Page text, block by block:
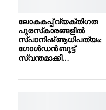
ലോകകപ്പ് വ്യക്തിഗത
പുരസ്‌കാരങ്ങളിൽ
സ്പാനിഷ് ആധിപത്യം;
ഗോൾഡൻ ബൂട്ട്
സ്വന്തമാക്കി…